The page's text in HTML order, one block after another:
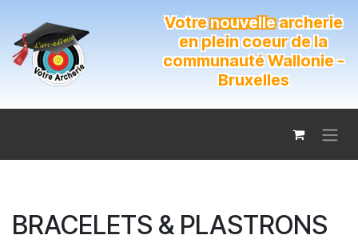
Votrenouvellearcherie
en plein coeur de la
communauté Wallonie -
Bruxelles
BRACELETS & PLASTRONS